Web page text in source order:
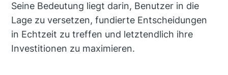
Seine Bedeutung liegt darin, Benutzer in die
Lage zu versetzen, fundierte Entscheidungen
in Echtzeit zu treffen und letztendlich ihre
Investitionen zu maximieren.